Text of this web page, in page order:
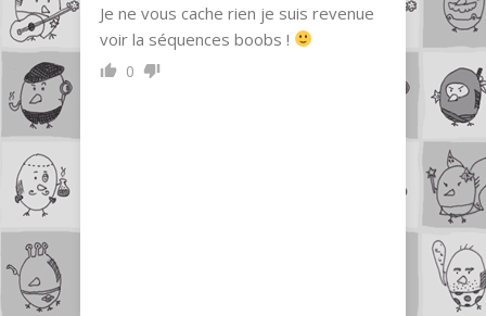
Je ne vous cache rien je suis revenue
voir la séquences boobs !
0